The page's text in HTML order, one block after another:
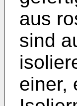
aus
sind
einer,